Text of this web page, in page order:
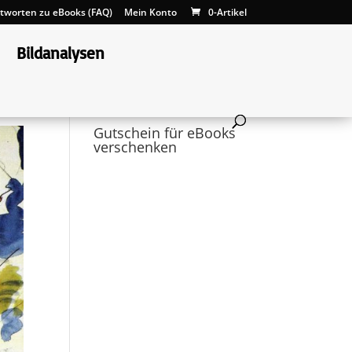
zu eBooks (FAQ) Mein Konto 0-Artikel
Bildanalysen
Gutschein für eBooks
verschenken